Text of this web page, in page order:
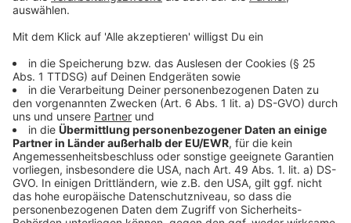
Richtfest für neue Schulen
Hintergründe zur Benrather Rochade
Projektübersicht und Details
Kritik an Düsseldorfer Wohnpolitik
Anzeige